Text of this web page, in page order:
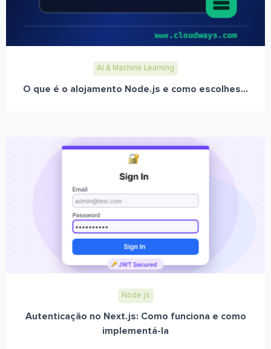
AI & Machine Learning
O que é o alojamento Node.js e como escolhes...
Node.js
Autenticação no Next.js: Como funciona e como
implementá-la